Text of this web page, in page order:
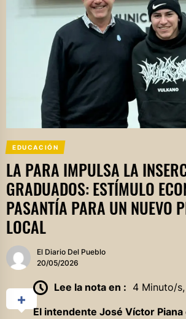
EDUCACIÓN
LA PARA IMPULSA LA
GRADUADOS: ESTÍMULO
PASANTÍA PARA UN NUEVO
LOCAL
El Diario Del Pueblo
20/05/2026
Lee la nota en : 4 Minuto/
El intendente José Víctor